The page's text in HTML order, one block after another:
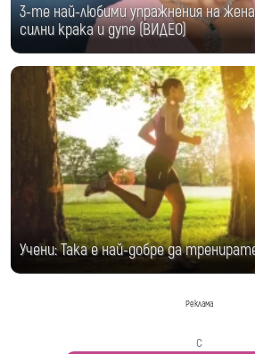
3-те най-любими упражнения на
силни крака и дупе (ВИДЕО)
Учени: Така е най-добре да
Реклама
с